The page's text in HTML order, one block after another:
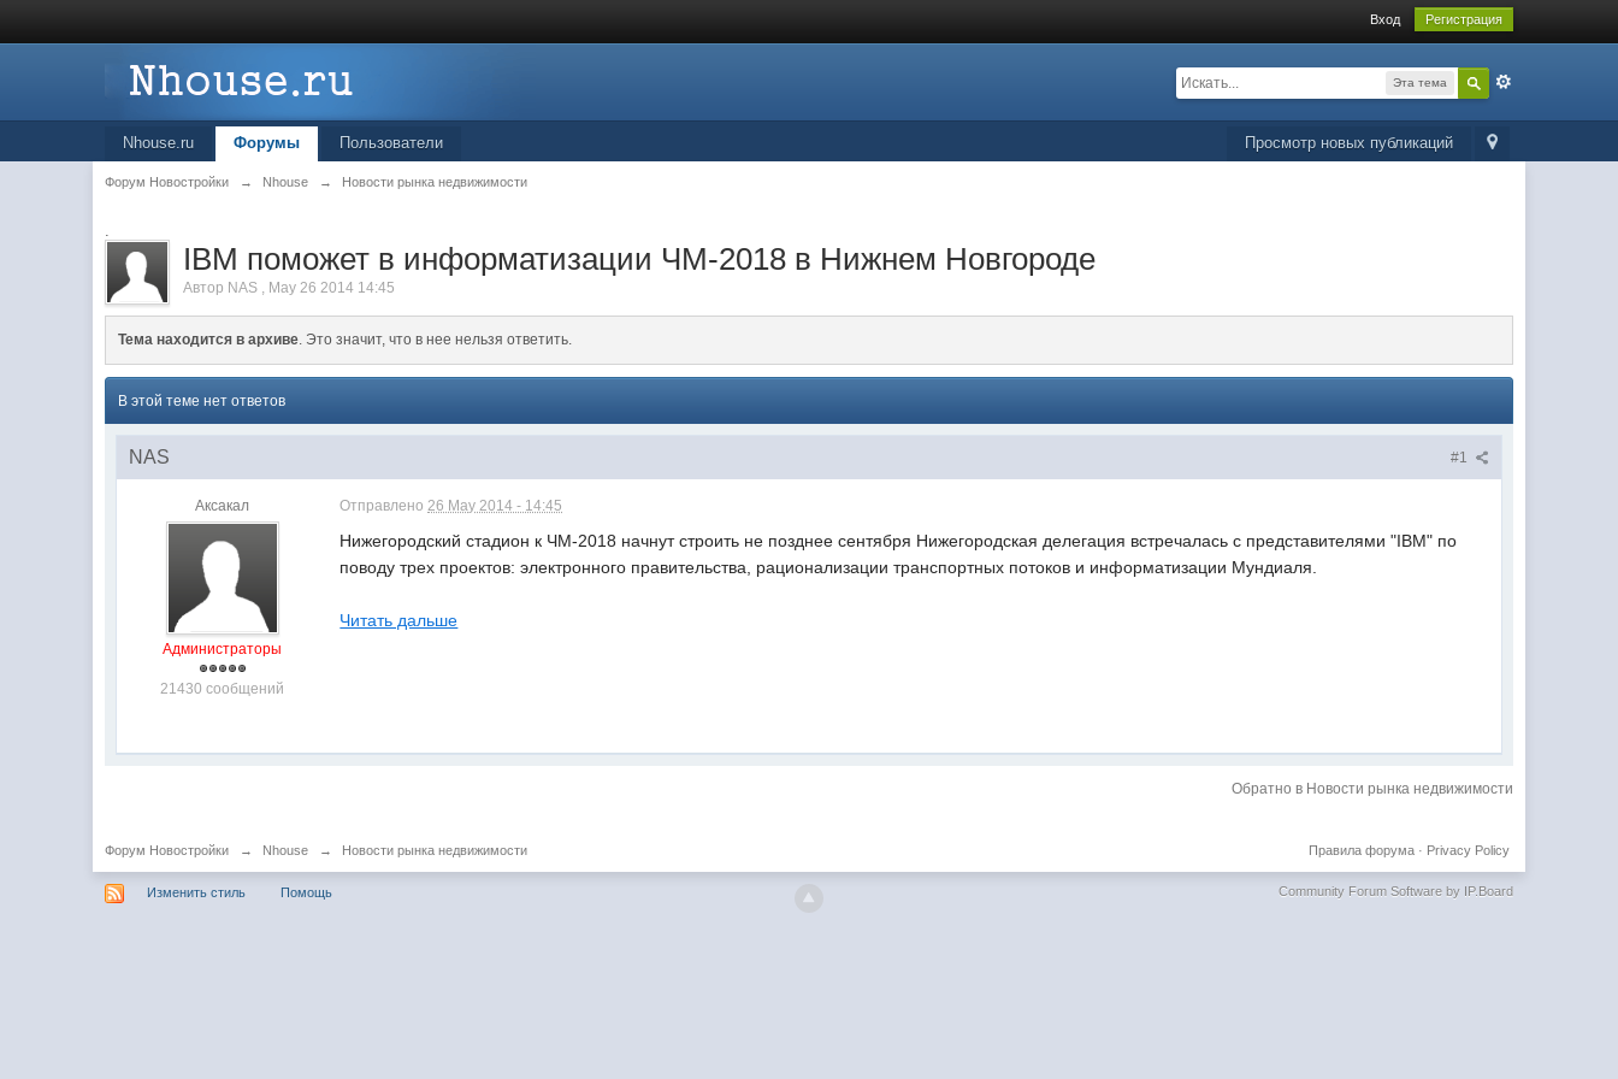
Вход Регистрация
Эта тема
Просмотр новых публикаций
Nhouse.ru Форумы Пользователи
Форум Новостройки → Nhouse → Новости рынка недвижимости
.
IBM поможет в информатизации ЧМ-2018 в Нижнем Новгороде
Автор NAS , May 26 2014 14:45
Тема находится в архиве. Это значит, что в нее нельзя ответить.
В этой теме нет ответов
#1
NAS
Аксакал
Администраторы
21430 сообщений
Отправлено26 May 2014 - 14:45
Нижегородский стадион к ЧМ-2018 начнут строить не позднее сентября Нижегородская делегация встречалась с представителями "IBM" по
поводу трех проектов: электронного правительства, рационализации транспортных потоков и информатизации Мундиаля.
Читать дальше
Обратно в Новости рынка недвижимости
Форум Новостройки → Nhouse → Новости рынка недвижимости Privacy Policy
Правила форума·
Изменить стиль Помощь Community Forum Software by IP.Board